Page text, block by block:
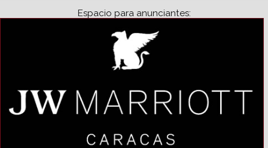
Espacio para anunciantes: